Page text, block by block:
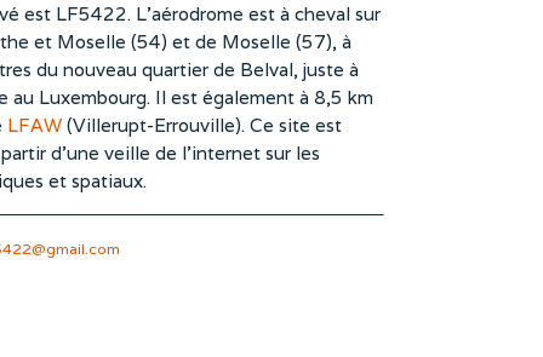
est LF5422. L’aérodrome est à cheval sur
et Moselle (54) et de Moselle (57), à
du nouveau quartier de Belval, juste à
au Luxembourg. Il est également à 8,5 km
LFAW(Villerupt-Errouville). Ce site est
d’une veille de l’internet sur les
et spatiaux.